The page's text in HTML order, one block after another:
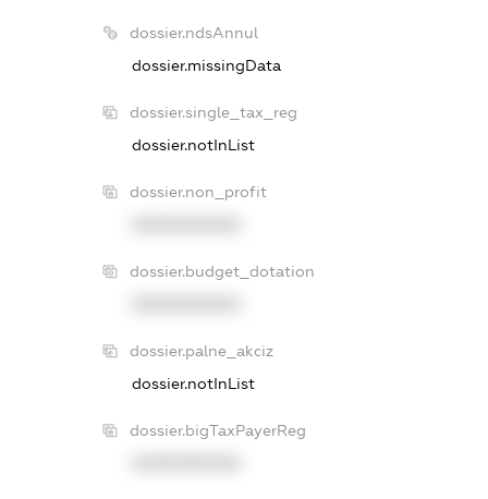
dossier.ndsAnnul
dossier.missingData
dossier.single_tax_reg
dossier.notInList
dossier.non_profit
dossier.budget_dotation
dossier.palne_akciz
dossier.notInList
dossier.bigTaxPayerReg